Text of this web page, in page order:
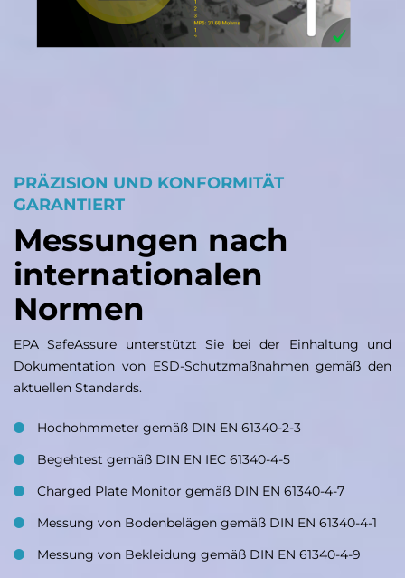
PRÄZISION UND KONFORMITÄT
GARANTIERT
Messungen nach
internationalen
Normen
EPA SafeAssure unterstützt Sie bei der Einhaltung und
Dokumentation von ESD-Schutzmaßnahmen gemäß den
aktuellen Standards.
Hochohmmeter gemäß DIN EN 61340-2-3
Begehtest gemäß DIN EN IEC 61340-4-5
Charged Plate Monitor gemäß DIN EN 61340-4-7
Messung von Bodenbelägen gemäß DIN EN 61340-4-1
Messung von Bekleidung gemäß DIN EN 61340-4-9